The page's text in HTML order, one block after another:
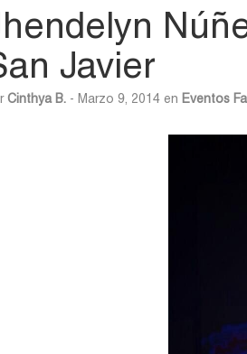
Javier
Cinthya B. - Marzo 9, 2014 en Eventos